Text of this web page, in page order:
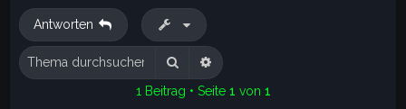
Antworten
Suche Erweiterte Suche
1 Beitrag • Seite 1 von 1